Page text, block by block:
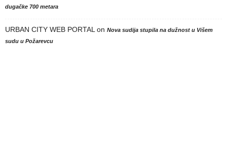
dugačke 700 metara
URBAN CITY WEB PORTAL on Nova sudija stupila na dužnost u Višem
sudu u Požarevcu